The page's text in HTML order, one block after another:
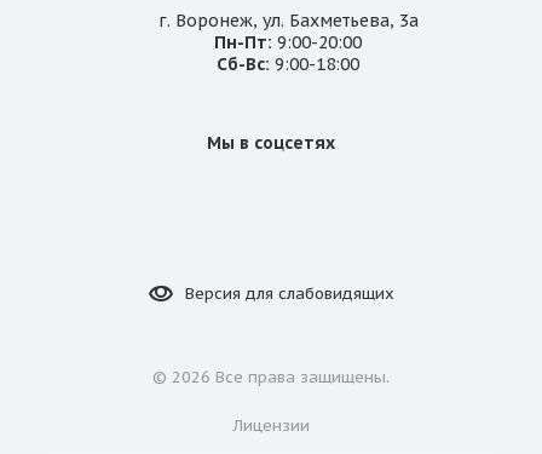
г. Воронеж, ул. Бахметьева, 3а
Пн-Пт: 9:00-20:00
Сб-Вс: 9:00-18:00
Мы в соцсетях
Версия для слабовидящих
© 2026 Все права защищены.
Лицензии